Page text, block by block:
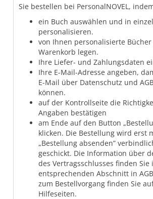
Sie bestellen bei PersonalNOVEL,
ein Buch auswählen und in
personalisieren.
von Ihnen personalisierte
Warenkorb legen.
Ihre Liefer- und Zahlungsdaten
Ihre E-Mail-Adresse angeben,
E-Mail über Datenschutz und
können.
auf der Kontrollseite die
Angaben bestätigen
am Ende auf den Button
klicken. Die Bestellung wird erst
„Bestellung absenden”
geschickt. Die Information über
des Vertragsschlusses finden Sie
entsprechenden Abschnitt in
zum Bestellvorgang finden Sie
Hilfeseiten.